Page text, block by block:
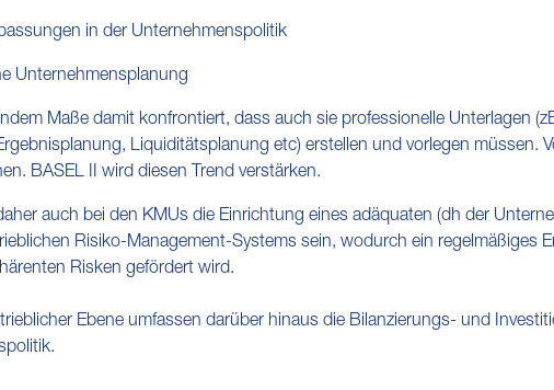
in der Unternehmenspolitik
Unternehmensplanung
Maße damit konfrontiert, dass auch sie professionelle Unterlagen
Liquiditätsplanung etc) erstellen und vorlegen müssen.
BASEL II wird diesen Trend verstärken.
auch bei den KMUs die Einrichtung eines adäquaten (dh der
Risiko-Management-Systems sein, wodurch ein regelmäßiges
Risken gefördert wird.
Ebene umfassen darüber hinaus die Bilanzierungs- und